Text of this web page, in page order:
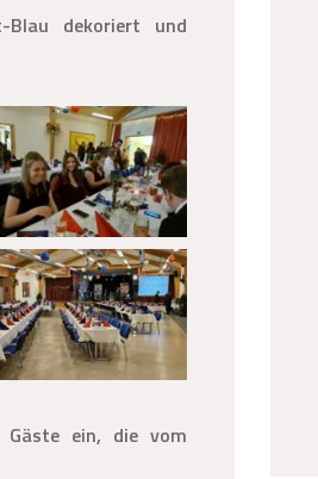
dekoriert und
ein, die vom